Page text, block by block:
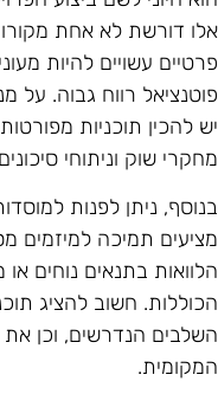
דורשת לא אחת מקורות
עשויים להיות
רווח גבוה. על
להכין תוכניות
שוק וניתוחי סיכונים.
ניתן לפנות
תמיכה למיזמים
בתנאים נוחים
חשוב להציג
הנדרשים, וכן